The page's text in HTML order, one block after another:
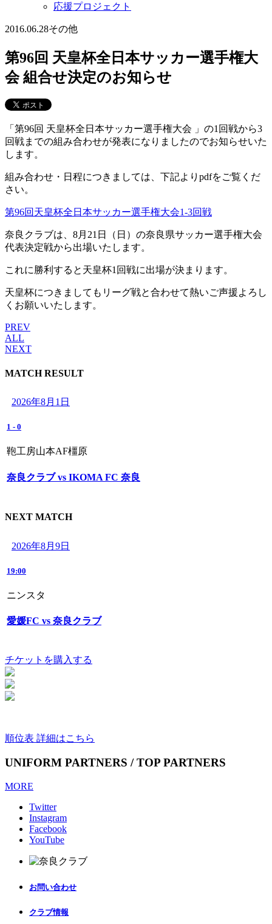
応援プロジェクト
2016.06.28その他
第96回 天皇杯全日本サッカー選手権大
会 組合せ決定のお知らせ
「第96回 天皇杯全日本サッカー選手権大会 」の1回戦から3
回戦までの組み合わせが発表になりましたのでお知らせいた
します。
組み合わせ・日程につきましては、下記よりpdfをご覧くだ
さい。
第96回天皇杯全日本サッカー選手権大会1-3回戦
奈良クラブは、8月21日（日）の奈良県サッカー選手権大会
代表決定戦から出場いたします。
これに勝利すると天皇杯1回戦に出場が決まります。
天皇杯につきましてもリーグ戦と合わせて熱いご声援よろし
くお願いいたします。
PREV
ALL
NEXT
MATCH RESULT
2026年8月1日
1 - 0
鞄工房山本AF橿原
奈良クラブ vs IKOMA FC 奈良
NEXT MATCH
2026年8月9日
19:00
ニンスタ
愛媛FC vs 奈良クラブ
チケットを購入する
順位表 詳細はこちら
UNIFORM PARTNERS / TOP PARTNERS
MORE
Twitter
Instagram
Facebook
YouTube
お問い合わせ
クラブ情報